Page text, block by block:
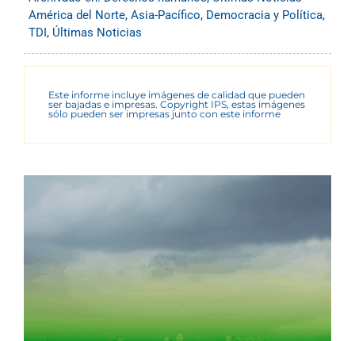
América del Norte, Asia-Pacífico, Democracia y Política,
TDI , Últimas Noticias
Este informe incluye imágenes de calidad que pueden
ser bajadas e impresas. Copyright IPS, estas imágenes
sólo pueden ser impresas junto con este informe